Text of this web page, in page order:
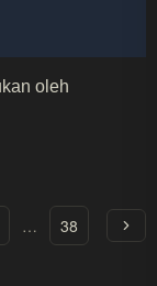
oleh
… 38